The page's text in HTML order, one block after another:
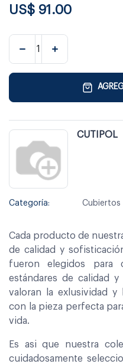
US$ 91.00
CUTIPOL
Categoría: Cubiertos
Cada producto de
de calidad y
fueron elegidos para
estándares de calidad
valoran la exlusividad y
con la pieza perfecta
vida.
Es asi que nuestra
cuidadosamente